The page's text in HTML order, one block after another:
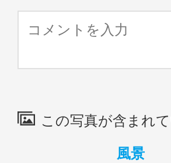
この写真が含まれ
風景